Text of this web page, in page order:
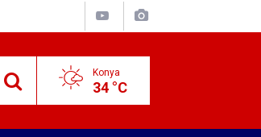
Konya
34 °C